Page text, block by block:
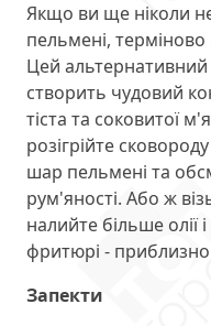
Якщо ви ще ніколи
пельмені,
Цей альтернативний
створить чудовий
тіста та соковитої
розігрійте
шар пельмені та
рум'яності. Або ж
налийте більше олії
фритюрі -
Запекти